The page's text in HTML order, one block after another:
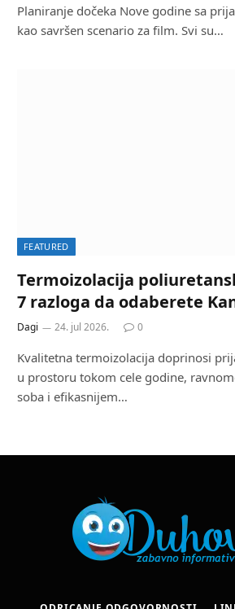
Planiranje dočeka Nove godine sa
kao savršen scenario za film. Svi su…
FEATURED
Termoizolacija
7 razloga da odaberete
Dagi 24. jul 2026. 0
Kvalitetna termoizolacija doprinosi
u prostoru tokom cele godine,
soba i efikasnijem…